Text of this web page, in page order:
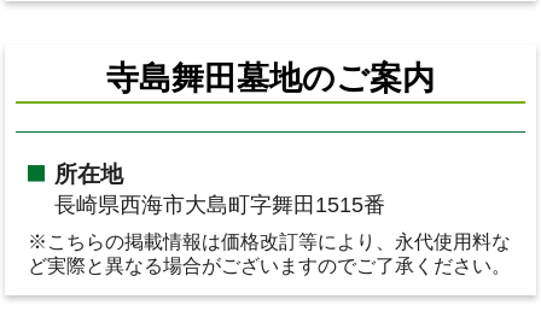
寺島舞田墓地のご案内
所在地
長崎県西海市大島町字舞田1515番
※こちらの掲載情報は価格改訂等により、永代使用料な
ど実際と異なる場合がございますのでご了承ください。